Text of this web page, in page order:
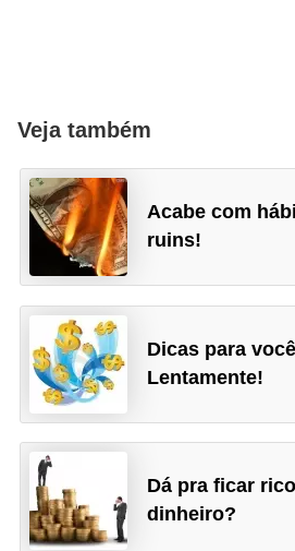
Veja também
Acabe com
ruins!
Dicas para
Lentamente!
Dá pra ficar
dinheiro?